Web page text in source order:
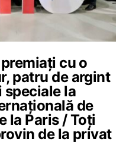
cu o
patru de argint
speciale la
de
la Paris / Toți
de la privat